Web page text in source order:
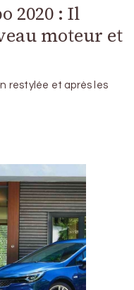
2020 : Il
moteur et
restylée et après les